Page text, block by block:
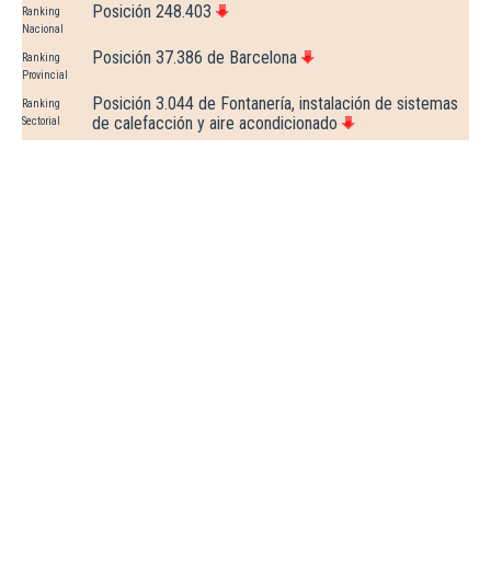
Ranking
Nacional
Posición 248.403
Ranking
Provincial
Posición 37.386 de Barcelona
Ranking
Sectorial
Posición 3.044 de Fontanería, instalación de sistemas
de calefacción y aire acondicionado